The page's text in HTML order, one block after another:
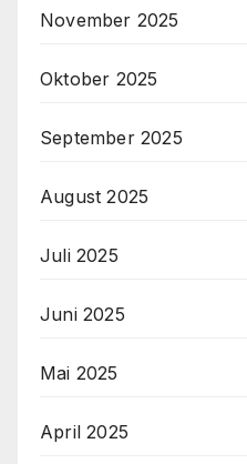
November 2025
Oktober 2025
September 2025
August 2025
Juli 2025
Juni 2025
Mai 2025
April 2025